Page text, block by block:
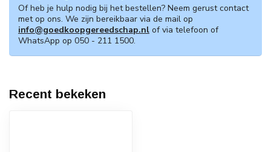
Of heb je hulp nodig bij het bestellen? Neem gerust contact
met op ons. We zijn bereikbaar via de mail op
info@goedkoopgereedschap.nl of via telefoon of
WhatsApp op 050 - 211 1500.
Recent bekeken